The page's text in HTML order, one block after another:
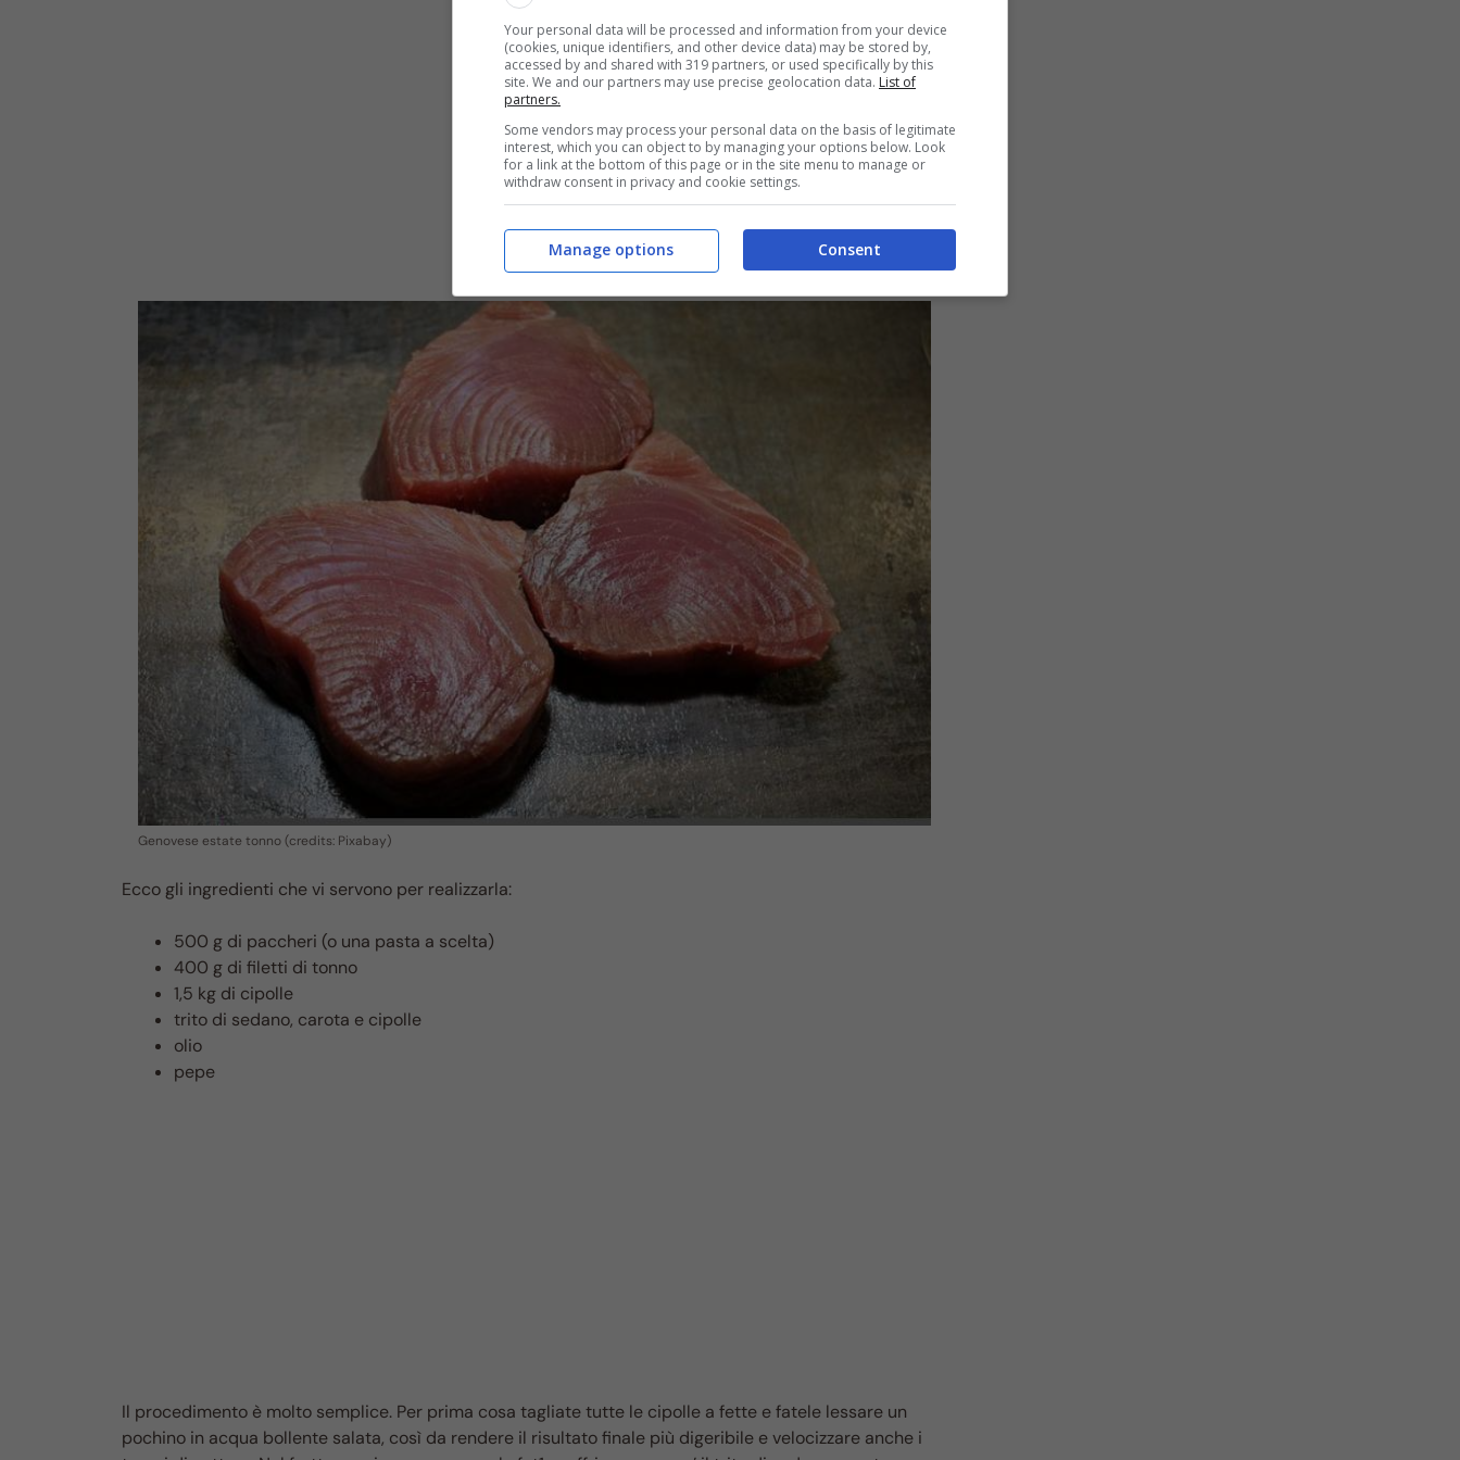
Genovese estate tonno (credits: Pixabay)
Ecco gli ingredienti che vi servono per realizzarla:
500 g di paccheri (o una pasta a scelta)
400 g di filetti di tonno
1,5 kg di cipolle
trito di sedano, carota e cipolle
olio
pepe
Il procedimento è molto semplice. Per prima cosa tagliate tutte le cipolle a fette e fatele lessare un
pochino in acqua bollente salata, così da rendere il risultato finale più digeribile e velocizzare anche i
Your personal data will be processed and information from your device
(cookies, unique identifiers, and other device data) may be stored by,
accessed by and shared with 319 partners, or used specifically by this
site. We and our partners may use precise geolocation data. List of
partners.
Some vendors may process your personal data on the basis of legitimate
interest, which you can object to by managing your options below. Look
for a link at the bottom of this page or in the site menu to manage or
withdraw consent in privacy and cookie settings.
Consent
Manage options